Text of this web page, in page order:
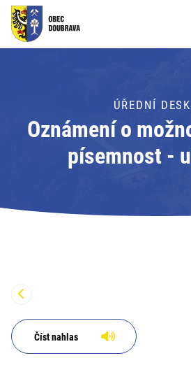
OBECNÍ ÚŘAD
PRO OBČANY
Formuláře ke
PRO TURISTY
ÚŘEDNÍ
Oznámení o
písemnost -
úřad
Číst nahlas